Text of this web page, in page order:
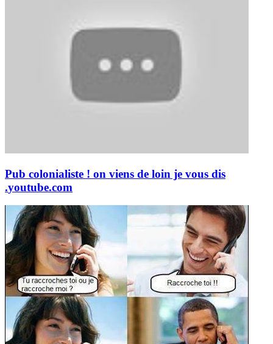
Pub colonialiste ! on viens de loin je vous dis
.youtube.com